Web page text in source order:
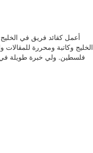
الخليج وكاتبة ومحررة
فلسطين. ولي خبرة طويلة في